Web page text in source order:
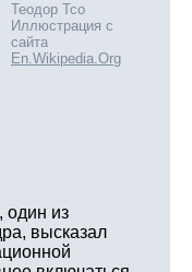
Теодор Тсо
Иллюстрация с
сайта
En.Wikipedia.Org
один из
высказал